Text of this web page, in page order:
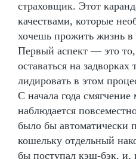
страховщик. Этот
качествами, которые
хочешь прожить жизнь
Первый аспект — это
оставаться на
лидировать в этом
С начала года
наблюдается
было бы автоматически
кошельку отдельный
бы поступал кэш-бэк, и,